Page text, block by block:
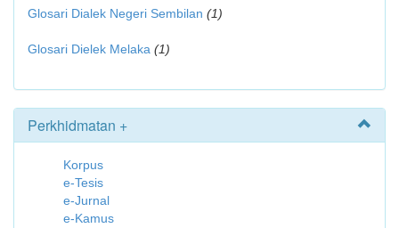
Glosari Dialek Negeri Sembilan (1)
Glosari Dielek Melaka (1)
Perkhidmatan +
Korpus
e-Tesis
e-Jurnal
e-Kamus